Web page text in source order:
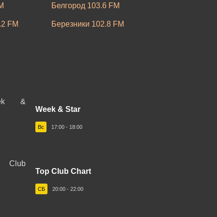
Белгород 103.6 FM
FM Березники 102.8 FM
FM
Ейск 91.3 FM
Week & Star
Вс 17:00 - 18:00
Top Club Chart
СБ 20:00 - 22:00